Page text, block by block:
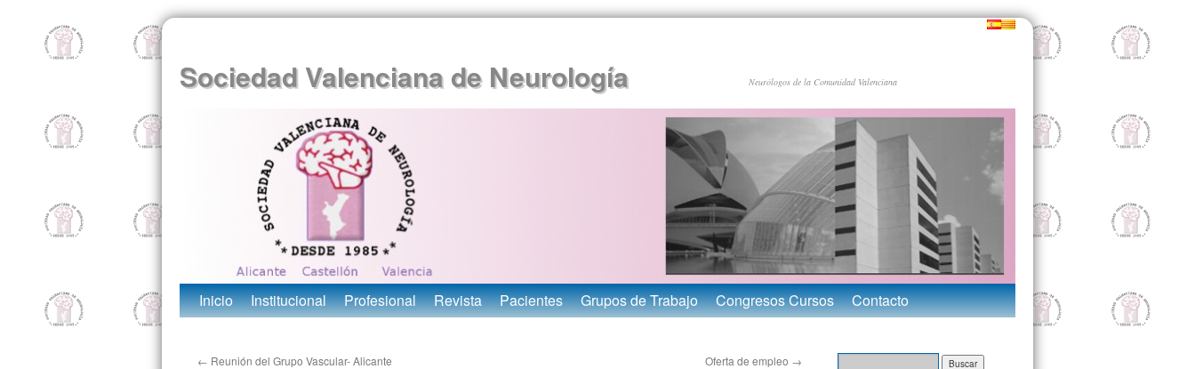
Sociedad Valenciana de Neurología Neurólogos de la Comunidad Valenciana
Inicio Institucional Profesional Revista Pacientes Grupos de Trabajo Congresos Cursos Contacto
← Reunión del Grupo Vascular- Alicante Oferta de empleo →